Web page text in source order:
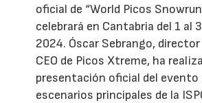
oficial de “World Picos
celebrará en Cantabria del 1 al
2024. Óscar Sebrango, director
CEO de Picos Xtreme, ha
presentación oficial del evento
escenarios principales de la